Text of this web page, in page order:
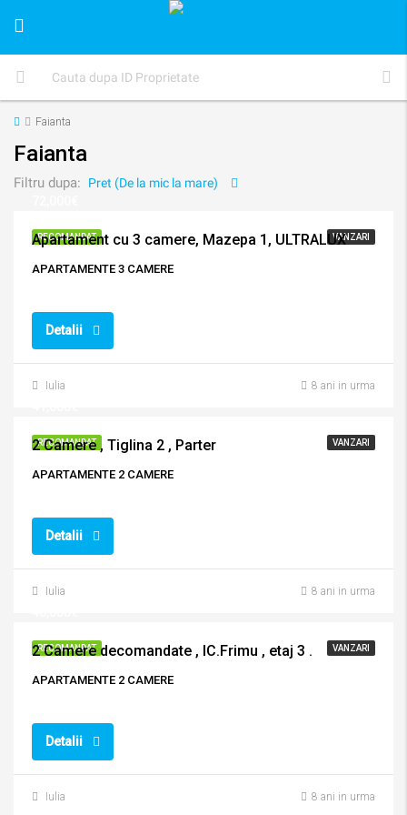
Faianta
Faianta
Filtru dupa: Pret (De la mic la mare)
RECOMANDAT VANZARI
Apartament cu 3 camere, Mazepa 1, ULTRALUX
APARTAMENTE 3 CAMERE
Detalii
Iulia 8 ani in urma
RECOMANDAT VANZARI
2 Camere , Tiglina 2 , Parter
APARTAMENTE 2 CAMERE
Detalii
Iulia 8 ani in urma
RECOMANDAT VANZARI
2 Camere decomandate , IC.Frimu , etaj 3 .
APARTAMENTE 2 CAMERE
Detalii
Iulia 8 ani in urma